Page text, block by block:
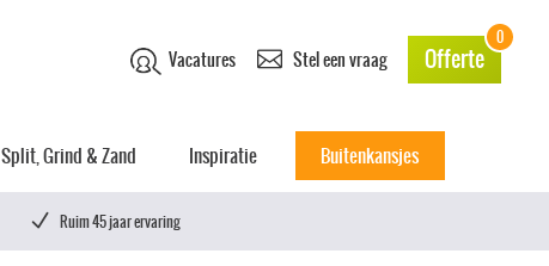
Vacatures Stel een vraag Offerte
0
Split, Grind & Zand Inspiratie Buitenkansjes
Ruim 45 jaar ervaring